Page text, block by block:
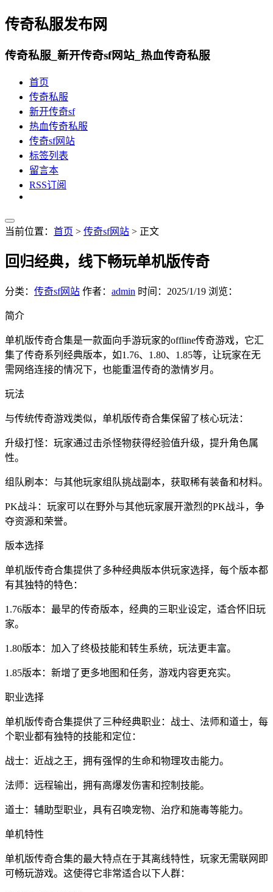
传奇私服发布网
传奇私服_新开传奇sf网站_热血传奇私服
首页
传奇私服
新开传奇sf
热血传奇私服
传奇sf网站
标签列表
留言本
RSS订阅
当前位置： 首页 > 传奇sf网站 > 正文
回归经典，线下畅玩单机版传奇
分类： 传奇sf网站 作者： admin 时间： 2025/1/19 浏览：
简介
单机版传奇合集是一款面向手游玩家的offline传奇游戏，它汇
集了传奇系列经典版本，如1.76、1.80、1.85等，让玩家在无
需网络连接的情况下，也能重温传奇的激情岁月。
玩法
与传统传奇游戏类似，单机版传奇合集保留了核心玩法：
升级打怪：玩家通过击杀怪物获得经验值升级，提升角色属
性。
组队刷本：与其他玩家组队挑战副本，获取稀有装备和材料。
PK战斗：玩家可以在野外与其他玩家展开激烈的PK战斗，争
夺资源和荣誉。
版本选择
单机版传奇合集提供了多种经典版本供玩家选择，每个版本都
有其独特的特色：
1.76版本：最早的传奇版本，经典的三职业设定，适合怀旧玩
家。
1.80版本：加入了终极技能和转生系统，玩法更丰富。
1.85版本：新增了更多地图和任务，游戏内容更充实。
职业选择
单机版传奇合集提供了三种经典职业：战士、法师和道士，每
个职业都有独特的技能和定位：
战士：近战之王，拥有强悍的生命和物理攻击能力。
法师：远程输出，拥有高爆发伤害和控制技能。
道士：辅助型职业，具有召唤宠物、治疗和施毒等能力。
单机特性
单机版传奇合集的最大特点在于其离线特性，玩家无需联网即
可畅玩游戏。这使得它非常适合以下人群：